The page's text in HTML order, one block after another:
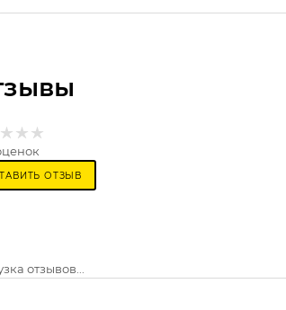
ОТЗЫВ
отзывов...